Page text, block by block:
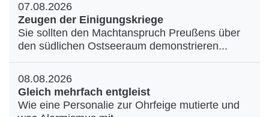
07.08.2026
Zeugen der Einigungskriege
Sie sollten den Machtanspruch Preußens über
den südlichen Ostseeraum demonstrieren...
08.08.2026
Gleich mehrfach entgleist
Wie eine Personalie zur Ohrfeige mutierte und